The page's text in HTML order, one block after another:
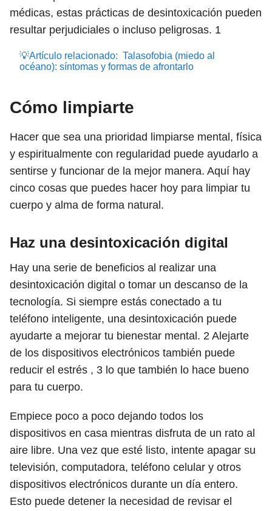
médicas, estas prácticas de desintoxicación pueden
resultar perjudiciales o incluso peligrosas. 1
💡Artículo relacionado: Talasofobia (miedo al
océano): síntomas y formas de afrontarlo
Cómo limpiarte
Hacer que sea una prioridad limpiarse mental, física
y espiritualmente con regularidad puede ayudarlo a
sentirse y funcionar de la mejor manera. Aquí hay
cinco cosas que puedes hacer hoy para limpiar tu
cuerpo y alma de forma natural.
Haz una desintoxicación digital
Hay una serie de beneficios al realizar una
desintoxicación digital o tomar un descanso de la
tecnología. Si siempre estás conectado a tu
teléfono inteligente, una desintoxicación puede
ayudarte a mejorar tu bienestar mental. 2 Alejarte
de los dispositivos electrónicos también puede
reducir el estrés , 3 lo que también lo hace bueno
para tu cuerpo.
Empiece poco a poco dejando todos los
dispositivos en casa mientras disfruta de un rato al
aire libre. Una vez que esté listo, intente apagar su
televisión, computadora, teléfono celular y otros
dispositivos electrónicos durante un día entero.
Esto puede detener la necesidad de revisar el